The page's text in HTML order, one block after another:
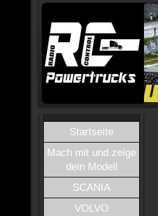
Startseite
Mach mit und zeige
dein Modell
SCANIA
VOLVO